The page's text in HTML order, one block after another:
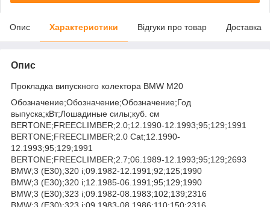
Опис Характеристики Відгуки про товар Доставка
Опис
Прокладка випускного колектора BMW M20
Обозначение;Обозначение;Обозначение;Год
выпуска;кВт;Лошадиные силы;куб. см
BERTONE;FREECLIMBER;2.0;12.1990-12.1993;95;129;1991
BERTONE;FREECLIMBER;2.0 Cat;12.1990-
12.1993;95;129;1991
BERTONE;FREECLIMBER;2.7;06.1989-12.1993;95;129;2693
BMW;3 (E30);320 i;09.1982-12.1991;92;125;1990
BMW;3 (E30);320 i;12.1985-06.1991;95;129;1990
BMW;3 (E30);323 i;09.1982-08.1983;102;139;2316
BMW;3 (E30);323 i;09.1983-08.1986;110;150;2316